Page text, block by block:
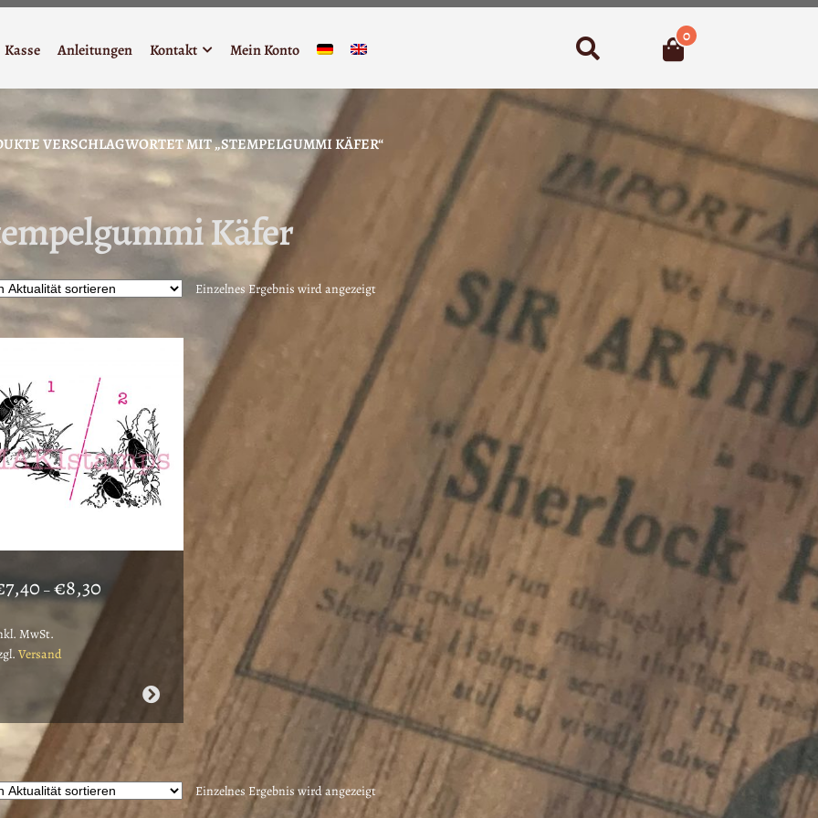
Kasse Anleitungen Kontakt Mein Konto Suchen 0
VERSCHLAGWORTET MIT „STEMPELGUMMI KÄFER“
Käfer
Einzelnes Ergebnis wird angezeigt
7,40 – €8,30€7,40
MwSt.
Versand
Produkt
Varianten
Die
Einzelnes Ergebnis wird angezeigt